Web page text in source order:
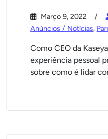
Março 9, 2022
Anúncios / Notícias,
Como CEO da
experiência pessoal
sobre como é lidar